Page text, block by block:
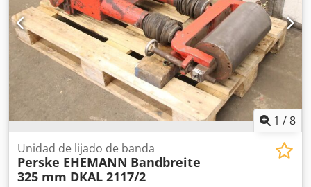
1 /8
Unidad de lijado de banda
Perske EHEMANN Bandbreite
325 mm DKAL 2117/2